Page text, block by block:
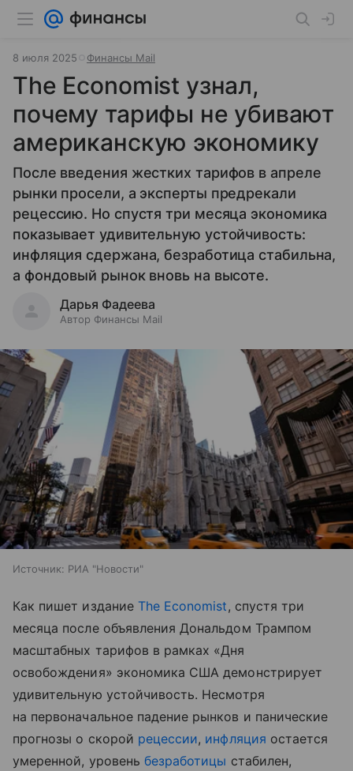
8 июля 2025 Финансы Mail
The Economist узнал,
почему тарифы не убивают
американскую экономику
После введения жестких тарифов в апреле
рынки просели, а эксперты предрекали
рецессию. Но спустя три месяца экономика
показывает удивительную устойчивость:
инфляция сдержана, безработица стабильна,
а фондовый рынок вновь на высоте.
Дарья Фадеева
Автор Финансы Mail
Источник: РИА "Новости"
Как пишет издание The Economist , спустя три
месяца после объявления Дональдом Трампом
масштабных тарифов в рамках «Дня
освобождения» экономика США демонстрирует
удивительную устойчивость. Несмотря
на первоначальное падение рынков и панические
прогнозы о скорой рецессии, инфляция остается
умеренной, уровень безработицы стабилен,